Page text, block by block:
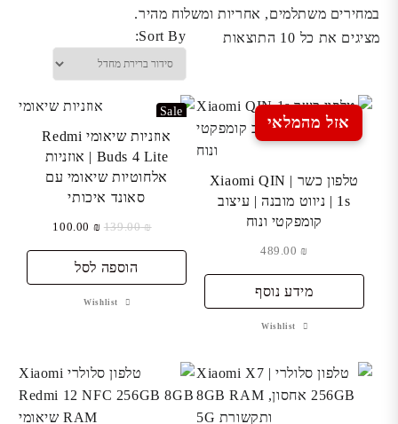
במחירים משתלמים, אחריות ומשלוח מהיר.
מציגים את כל ⁦10⁩ התוצאות
Sort By:
Sale
אוזניות שיאומי Redmi
Buds 4 Lite | אוזניות
אלחוטיות שיאומי עם
סאונד איכותי
₪
139.00
המחיר
היה:
₪ 139.00.
₪
המחיר
₪ 100.00.
הוספה לסל
Wishlist
אזל מהמלאי
טלפון כשר | Xiaomi QIN
1s | ניווט מובנה | עיצוב
קומפקטי ונוח
₪
מידע נוסף
Wishlist
החלפת מסך LCD+מגע Oled
OnePlus OnePlus 6T